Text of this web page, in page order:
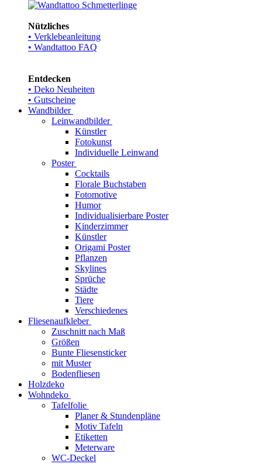
Nützliches
• Verklebeanleitung
• Wandtattoo FAQ
Entdecken
• Deko Neuheiten
• Gutscheine
Wandbilder
Leinwandbilder
Künstler
Fotokunst
Individuelle Leinwand
Poster
Cocktails
Florale Buchstaben
Fotomotive
Humor
Individualisierbare Poster
Kinderzimmer
Künstler
Origami Poster
Pflanzen
Skylines
Sprüche
Städte
Tiere
Verschiedenes
Fliesenaufkleber
Zuschnitt nach Maß
Größen
Bunte Fliesensticker
mit Muster
Bodenfliesen
Holzdeko
Wohndeko
Tafelfolie
Planer & Stundenpläne
Motiv Tafeln
Etiketten
Meterware
WC-Deckel